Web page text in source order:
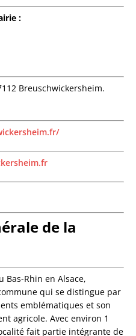
:
Breuschwickersheim.
de la
Bas-Rhin en Alsace,
qui se distingue par
emblématiques et son
agricole. Avec environ 1
fait partie intégrante de